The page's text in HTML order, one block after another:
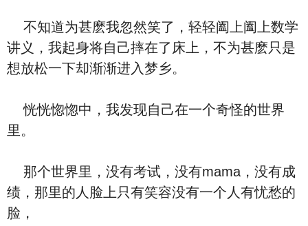
不知道为甚麽我忽然笑了，轻轻阖上阖上数学
讲义，我起身将自己摔在了床上，不为甚麽只是
想放松一下却渐渐进入梦乡。
恍恍惚惚中，我发现自己在一个奇怪的世界
里。
那个世界里，没有考试，没有mama，没有成
绩，那里的人脸上只有笑容没有一个人有忧愁的
脸，